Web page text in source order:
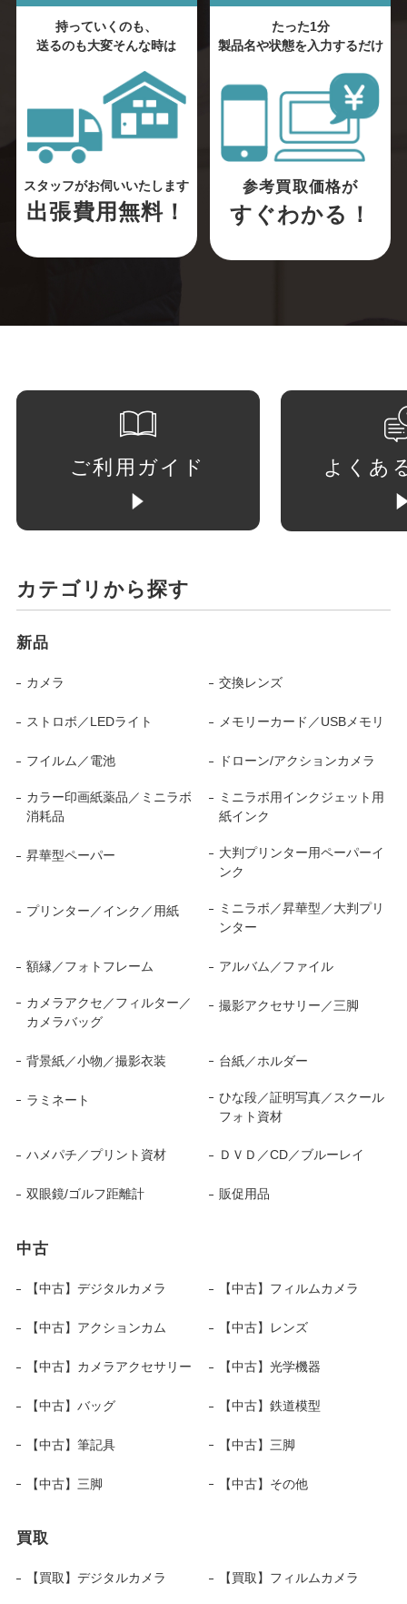
持っていくのも、
送るのも大変そんな時は
スタッフがお伺いいたします
出張費用無料！
たった1分
製品名や状態を入力するだけ
参考買取価格が
すぐわかる！
ご利用ガイド よくあ
カテゴリから探す
新品
カメラ 交換レンズ
ストロボ／LEDライト メモリーカード／USBメモリ
フイルム／電池 ドローン/アクションカメラ
カラー印画紙薬品／ミニラボ
消耗品
ミニラボ用インクジェット用
紙インク
昇華型ペーパー
大判プリンター用ペーパーイ
ンク
プリンター／インク／用紙
ミニラボ／昇華型／大判プリ
ンター
額縁／フォトフレーム アルバム／ファイル
カメラアクセ／フィルター／
カメラバッグ
撮影アクセサリー／三脚
背景紙／小物／撮影衣装 台紙／ホルダー
ラミネート
ひな段／証明写真／スクール
フォト資材
ハメパチ／プリント資材 ＤＶＤ／CD／ブルーレイ
双眼鏡/ゴルフ距離計 販促用品
中古
【中古】デジタルカメラ 【中古】フィルムカメラ
【中古】アクションカム 【中古】レンズ
【中古】カメラアクセサリー 【中古】光学機器
【中古】バッグ 【中古】鉄道模型
【中古】筆記具 【中古】三脚
【中古】三脚 【中古】その他
買取
【買取】デジタルカメラ 【買取】フィルムカメラ